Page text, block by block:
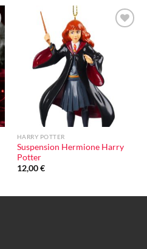
HARRY POTTER
Suspension Hermione Harry
Potter
12,00€